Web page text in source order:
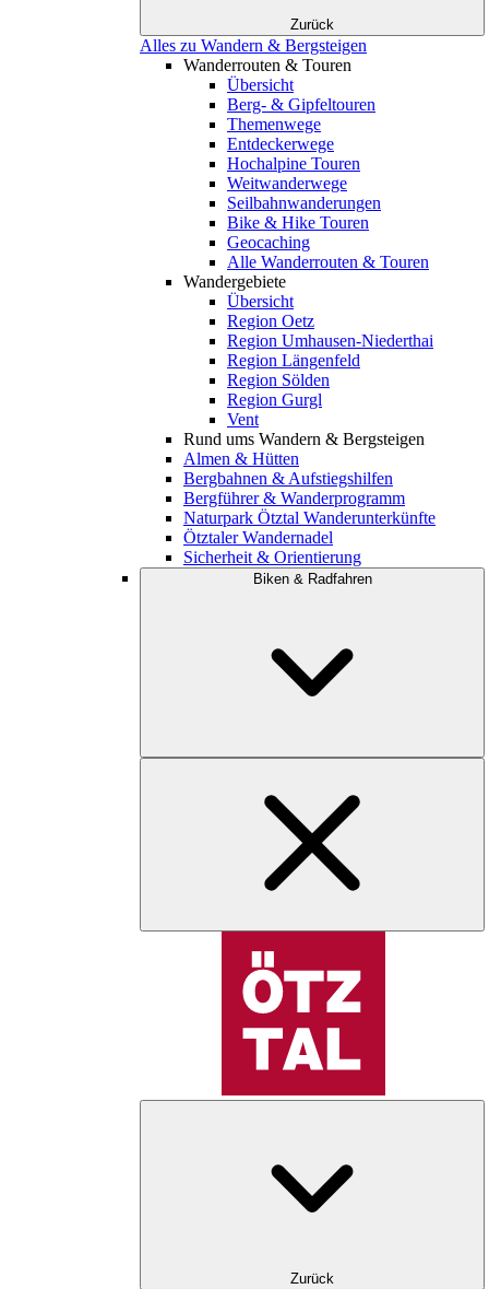
Zurück
Alles zu Wandern & Bergsteigen
Wanderrouten & Touren
Übersicht
Berg- & Gipfeltouren
Themenwege
Entdeckerwege
Hochalpine Touren
Weitwanderwege
Seilbahnwanderungen
Bike & Hike Touren
Geocaching
Alle Wanderrouten & Touren
Wandergebiete
Übersicht
Region Oetz
Region Umhausen-Niederthai
Region Längenfeld
Region Sölden
Region Gurgl
Vent
Rund ums Wandern & Bergsteigen
Almen & Hütten
Bergbahnen & Aufstiegshilfen
Bergführer & Wanderprogramm
Naturpark Ötztal Wanderunterkünfte
Ötztaler Wandernadel
Sicherheit & Orientierung
Biken & Radfahren
Zurück